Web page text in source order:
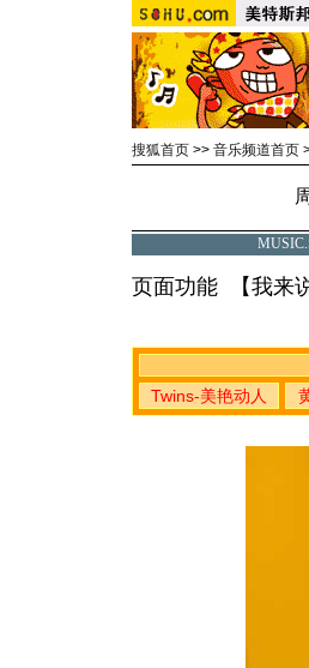
搜狐首页 >> 音乐频道首页
页面功能 【我来
Twins-美艳动人